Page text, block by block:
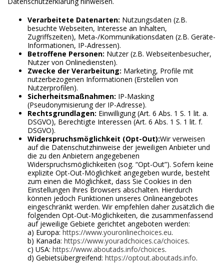
Verarbeitete Datenarten: Nutzungsdaten (z.B.
besuchte Webseiten, Interesse an Inhalten,
Zugriffszeiten), Meta-/Kommunikationsdaten (z.B. Geräte-
Informationen, IP-Adressen).
Betroffene Personen: Nutzer (z.B. Webseitenbesucher,
Nutzer von Onlinediensten).
Zwecke der Verarbeitung: Marketing, Profile mit
nutzerbezogenen Informationen (Erstellen von
Nutzerprofilen).
Sicherheitsmaßnahmen: IP-Masking
(Pseudonymisierung der IP-Adresse).
Rechtsgrundlagen: Einwilligung (Art. 6 Abs. 1 S. 1 lit. a.
DSGVO), Berechtigte Interessen (Art. 6 Abs. 1 S. 1 lit. f.
DSGVO).
Widerspruchsmöglichkeit (Opt-Out):Wir verweisen
auf die Datenschutzhinweise der jeweiligen Anbieter und
die zu den Anbietern angegebenen
Widerspruchsmöglichkeiten (sog. “Opt-Out”). Sofern keine
explizite Opt-Out-Möglichkeit angegeben wurde, besteht
zum einen die Möglichkeit, dass Sie Cookies in den
Einstellungen Ihres Browsers abschalten. Hierdurch
können jedoch Funktionen unseres Onlineangebotes
eingeschränkt werden. Wir empfehlen daher zusätzlich die
folgenden Opt-Out-Möglichkeiten, die zusammenfassend
auf jeweilige Gebiete gerichtet angeboten werden:
a) Europa: https://www.youronlinechoices.eu.
b) Kanada: https://www.youradchoices.ca/choices.
c) USA: https://www.aboutads.info/choices.
d) Gebietsübergreifend: https://optout.aboutads.info.